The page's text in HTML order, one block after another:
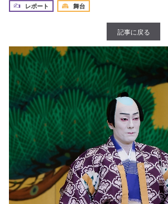
レポート
舞台
記事に戻る